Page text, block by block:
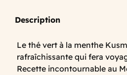
Description
Le thé vert à la menthe
rafraîchissante qui fera
Recette incontournable au